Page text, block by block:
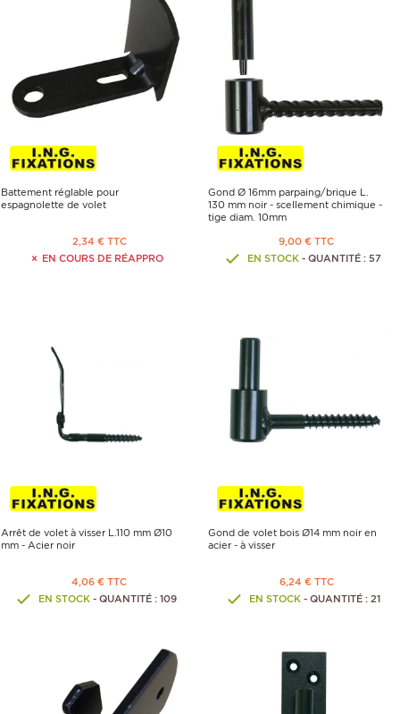
Battement réglable pour
espagnolette de volet
2,34 € TTC
EN COURS DE RÉAPPRO
Gond Ø 16mm parpaing/brique L.
130 mm noir - scellement chimique -
tige diam. 10mm
9,00 € TTC
EN STOCK - QUANTITÉ : 57
Arrêt de volet à visser L.110 mm Ø10
mm - Acier noir
4,06 € TTC
EN STOCK- QUANTITÉ : 109
Gond de volet bois Ø14 mm noir en
acier - à visser
6,24 € TTC
EN STOCK- QUANTITÉ : 21